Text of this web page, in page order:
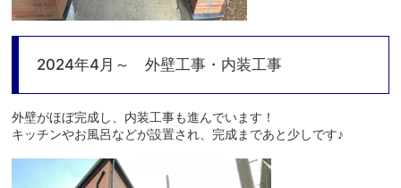
2024年4月～ 外壁工事・内装工事
外壁がほぼ完成し、内装工事も進んでいます！
キッチンやお風呂などが設置され、完成まであと少しです♪